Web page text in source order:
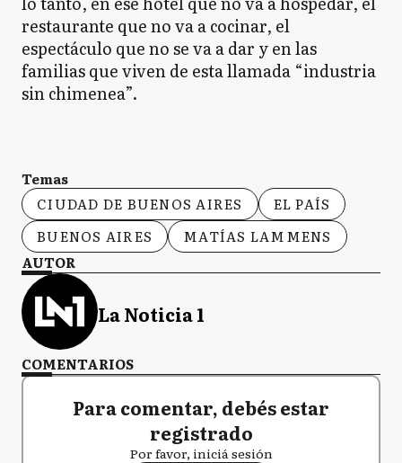
restaurante que no va a cocinar, el
espectáculo que no se va a dar y en las
familias que viven de esta llamada “industria
sin chimenea”.
Temas
CIUDAD DE BUENOS AIRES
EL PAÍS
BUENOS AIRES
MATÍAS LAMMENS
AUTOR
La Noticia 1
COMENTARIOS
Para comentar, debés estar
registrado
Por favor, iniciá sesión